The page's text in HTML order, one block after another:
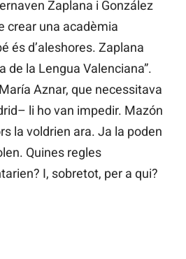
Zaplana i González
crear una acadèmia
és d’aleshores. Zaplana
de la Lengua Valenciana”.
Aznar, que necessitava
li ho van impedir. Mazón
la voldrien ara. Ja la poden
Quines regles
I, sobretot, per a qui?